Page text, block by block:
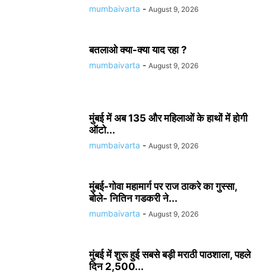
mumbaivarta - August 9, 2026
बतलाओ क्या-क्या याद रहा ?
mumbaivarta - August 9, 2026
मुंबई में अब 135 और महिलाओं के हाथों में होगी
ऑटो...
mumbaivarta - August 9, 2026
मुंबई-गोवा महामार्ग पर राज ठाकरे का गुस्सा,
बोले- नितिन गडकरी ने...
mumbaivarta - August 9, 2026
मुंबई में शुरू हुई सबसे बड़ी मराठी पाठशाला, पहले
दिन 2,500...